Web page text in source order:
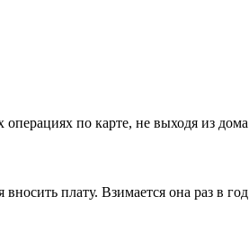
по карте, не выходя из
плату. Взимается она раз в